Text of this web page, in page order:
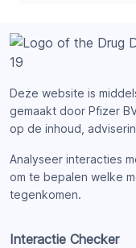
Deze website is
gemaakt door Pfizer
op de inhoud,
Analyseer interacties
om te bepalen welke
tegenkomen.
Interactie Checker